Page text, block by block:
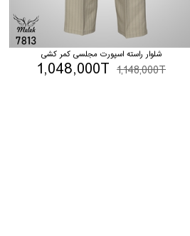
شلوار راسته اسپورت مجلسی کمر کشی
1,148,000T
1,048,000T